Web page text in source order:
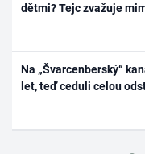
dětmi? Tejc zvažuje
Na „Švarcenberský“
let, teď ceduli celou